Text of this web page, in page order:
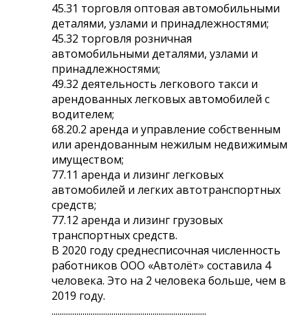
45.31 торговля оптовая автомобильными
деталями, узлами и принадлежностями;
45.32 торговля розничная
автомобильными деталями, узлами и
принадлежностями;
49.32 деятельность легкового такси и
арендованных легковых автомобилей с
водителем;
68.20.2 аренда и управление собственным
или арендованным нежилым недвижимым
имуществом;
77.11 аренда и лизинг легковых
автомобилей и легких автотранспортных
средств;
77.12 аренда и лизинг грузовых
транспортных средств.
В 2020 году среднесписочная численность
работников ООО «Автолёт» составила 4
человека. Это на 2 человека больше, чем в
2019 году.
...........................................................................